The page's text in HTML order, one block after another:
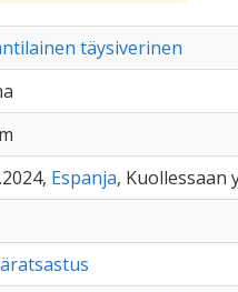
täysiverinen
Espanja, Kuollessaan